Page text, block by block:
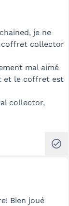
je ne
coffret collector
mal aimé
et le coffret est
collector,
check_circle
Bien joué